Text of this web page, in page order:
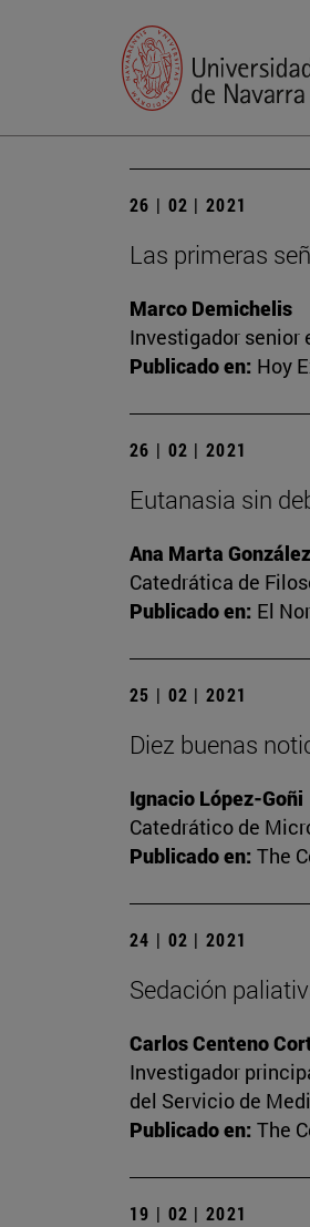
26 | 02 | 2021
Las primeras
Marco Demichelis
Investigador senior
Publicado en: Hoy
26 | 02 | 2021
Eutanasia sin
Ana Marta González
Catedrática de
Publicado en: El
25 | 02 | 2021
Diez buenas
Ignacio López-Goñi
Catedrático de
Publicado en: The
24 | 02 | 2021
Sedación
Carlos Centeno
Investigador
del Servicio de
Publicado en: The
19 | 02 | 2021